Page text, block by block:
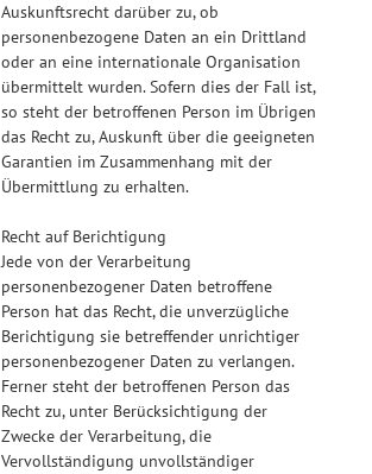
Auskunftsrecht darüber zu, ob
personenbezogene Daten an ein Drittland
oder an eine internationale Organisation
übermittelt wurden. Sofern dies der Fall ist,
so steht der betroffenen Person im Übrigen
das Recht zu, Auskunft über die geeigneten
Garantien im Zusammenhang mit der
Übermittlung zu erhalten.
Recht auf Berichtigung
Jede von der Verarbeitung
personenbezogener Daten betroffene
Person hat das Recht, die unverzügliche
Berichtigung sie betreffender unrichtiger
personenbezogener Daten zu verlangen.
Ferner steht der betroffenen Person das
Recht zu, unter Berücksichtigung der
Zwecke der Verarbeitung, die
Vervollständigung unvollständiger